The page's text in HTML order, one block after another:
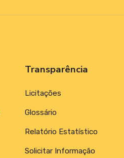
Transparência
Licitações
Glossário
Relatório Estatístico
Solicitar Informação